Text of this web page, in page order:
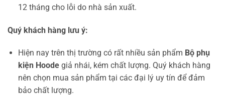
12 tháng cho lỗi do nhà sản xuất.
Quý khách hàng lưu ý:
Hiện nay trên thị trường có rất nhiều sản phẩm Bộ phụ
kiện Hoodegiả nhái, kém chất lượng. Quý khách hàng
nên chọn mua sản phẩm tại các đại lý uy tín để đảm
bảo chất lượng.